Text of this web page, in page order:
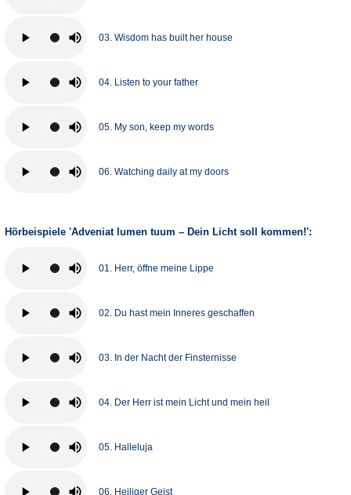
03. Wisdom has built her house
04. Listen to your father
05. My son, keep my words
06. Watching daily at my doors
Hörbeispiele 'Adveniat lumen tuum – Dein Licht soll kommen!':
01. Herr, öffne meine Lippe
02. Du hast mein Inneres geschaffen
03. In der Nacht der Finsternisse
04. Der Herr ist mein Licht und mein heil
05. Halleluja
06. Heiliger Geist